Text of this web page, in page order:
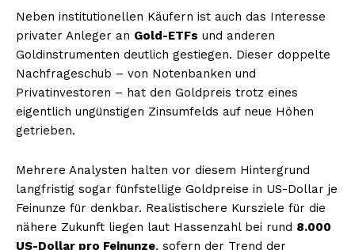
Neben institutionellen Käufern ist auch das Interesse
privater Anleger an Gold-ETFs und anderen
Goldinstrumenten deutlich gestiegen. Dieser doppelte
Nachfrageschub – von Notenbanken und
Privatinvestoren – hat den Goldpreis trotz eines
eigentlich ungünstigen Zinsumfelds auf neue Höhen
getrieben.
Mehrere Analysten halten vor diesem Hintergrund
langfristig sogar fünfstellige Goldpreise in US-Dollar je
Feinunze für denkbar. Realistischere Kursziele für die
nähere Zukunft liegen laut Hassenzahl bei rund 8.000
US-Dollar pro Feinunze, sofern der Trend der